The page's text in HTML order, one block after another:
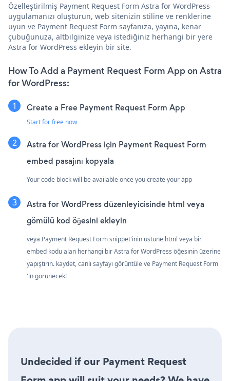
Özelleştirilmiş Payment Request Form Astra for WordPress
uygulamanızı oluşturun, web sitenizin stiline ve renklerine
uyun ve Payment Request Form sayfanıza, yayına, kenar
çubuğunuza, altbilginize veya istediğiniz herhangi bir yere
Astra for WordPress ekleyin bir site.
How To Add a Payment Request Form App on Astra
for WordPress:
Create a Free Payment Request Form App
Start for free now
Astra for WordPress için Payment Request Form
embed pasajını kopyala
Your code block will be available once you create your app
Astra for WordPress düzenleyicisinde html veya
gömülü kod öğesini ekleyin
veya Payment Request Form snippet'inin üstüne html veya bir
embed kodu alan herhangi bir Astra for WordPress öğesinin üzerine
yapıştırın. kaydet, canlı sayfayı görüntüle ve Payment Request Form
'in görünecek!
Undecided if our Payment Request